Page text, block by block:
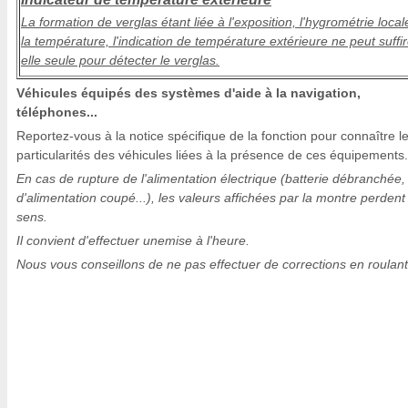
La formation de verglas étant liée à l'exposition, l'hygrométrie
la température, l'indication de température extérieure ne peut
elle seule pour détecter le verglas.
Véhicules équipés des systèmes d'aide à la navigation,
téléphones...
Reportez-vous à la notice spécifique de la fonction pour connaître
particularités des véhicules liées à la présence de ces équipements.
En cas de rupture de l'alimentation électrique (batterie débranchée,
d'alimentation coupé...), les valeurs affichées par la montre perdent
sens.
Il convient d'effectuer unemise à l'heure.
Nous vous conseillons de ne pas effectuer de corrections en